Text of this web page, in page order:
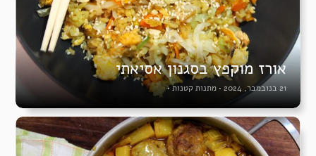
אורז מוקפץ בסגנון אסיאתי
21 בנובמבר, 2024 • מתנות קטנות•